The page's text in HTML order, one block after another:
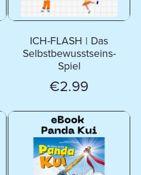
ICH-FLASH | Das
Selbstbewusstseins-
Spiel
€2.99